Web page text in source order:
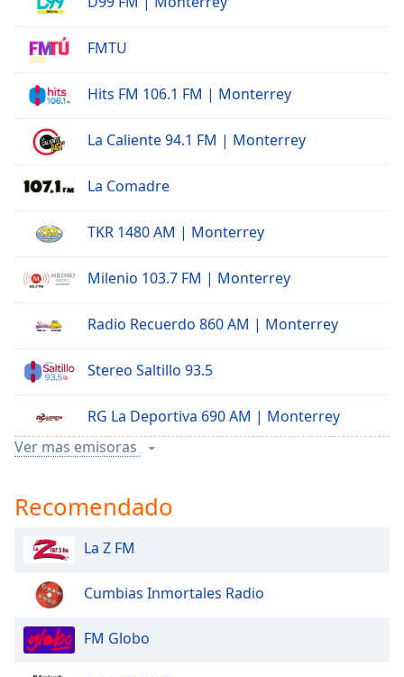
FMTU
Hits FM 106.1 FM | Monterrey
La Caliente 94.1 FM | Monterrey
La Comadre
TKR 1480 AM | Monterrey
Milenio 103.7 FM | Monterrey
Radio Recuerdo 860 AM | Monterrey
Stereo Saltillo 93.5
RG La Deportiva 690 AM | Monterrey
La T Grande XET 990 AM | Monterrey
Ver mas emisoras
Recomendado
La Z FM
Cumbias Inmortales Radio
FM Globo